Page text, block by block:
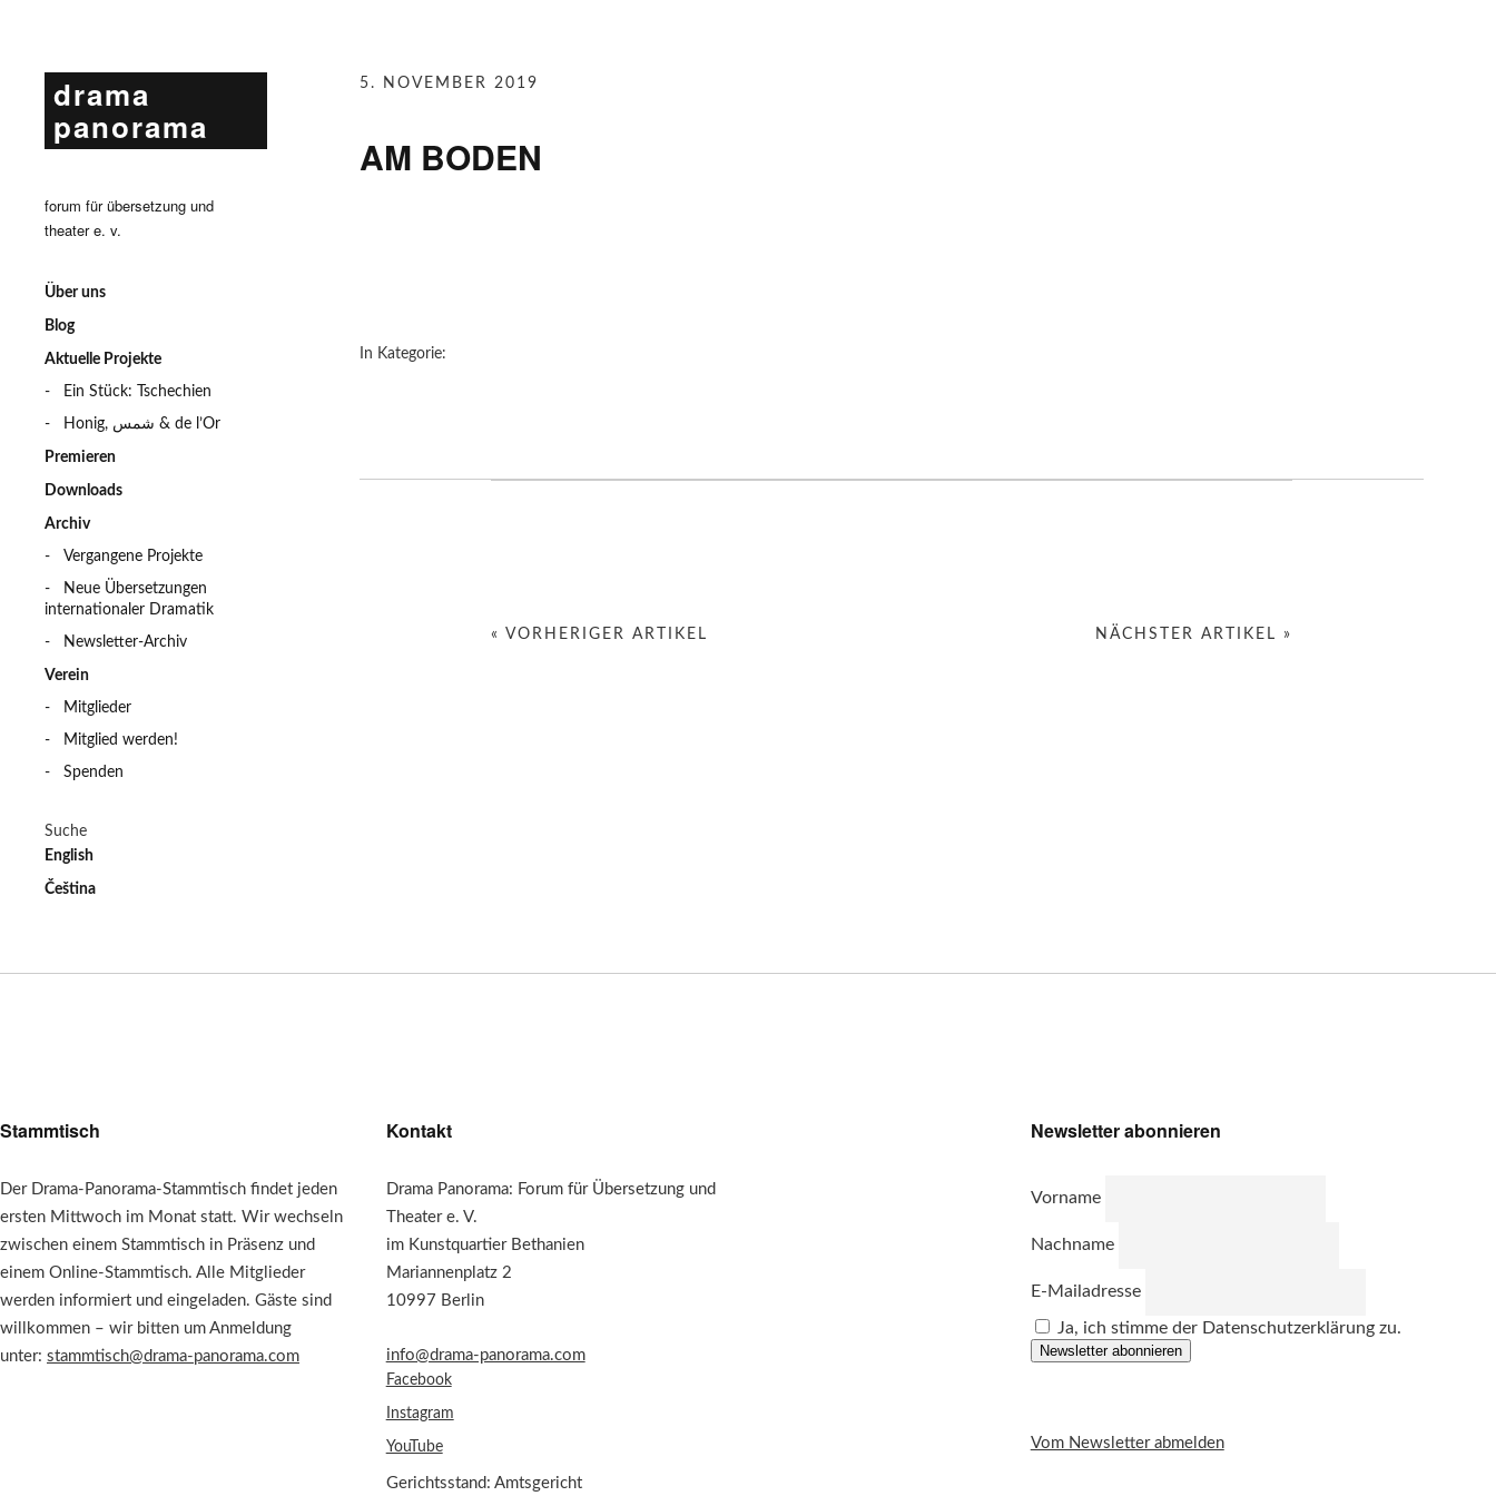
drama
panorama
forum für übersetzung und
theater e. v.
Über uns
Blog
Aktuelle Projekte
Ein Stück: Tschechien
Honig, شمس & de l’Or
Premieren
Downloads
Archiv
Vergangene Projekte
Neue Übersetzungen
internationaler Dramatik
Newsletter-Archiv
Verein
Mitglieder
Mitglied werden!
Spenden
Suche
English
Čeština
5. NOVEMBER 2019
AM BODEN
In Kategorie:
NÄCHSTER ARTIKEL »
« VORHERIGER ARTIKEL
Stammtisch
Der Drama-Panorama-Stammtisch findet jeden
ersten Mittwoch im Monat statt. Wir wechseln
zwischen einem Stammtisch in Präsenz und
einem Online-Stammtisch. Alle Mitglieder
werden informiert und eingeladen. Gäste sind
willkommen – wir bitten um Anmeldung
unter: stammtisch@drama-panorama.com
Kontakt
Drama Panorama: Forum für Übersetzung und
Theater e. V.
im Kunstquartier Bethanien
Mariannenplatz 2
10997 Berlin
info@drama-panorama.com
Facebook
Instagram
YouTube
Gerichtsstand: Amtsgericht
Newsletter abonnieren
Vorname
Nachname
E-Mailadresse
Ja, ich stimme der Datenschutzerklärung zu.
Newsletter abonnieren
Vom Newsletter abmelden